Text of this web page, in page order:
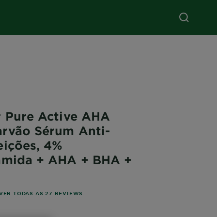
Pure Active AHA
Sérum Anti-
4%
+ AHA + BHA +
5 stars based on reviews
TODAS AS 27 REVIEWS